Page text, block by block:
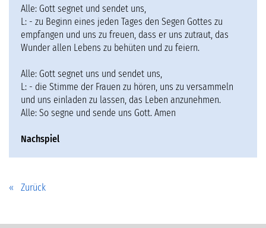
Alle: Gott segnet und sendet uns,
L: - zu Beginn eines jeden Tages den Segen Gottes zu
empfangen und uns zu freuen, dass er uns zutraut, das
Wunder allen Lebens zu behüten und zu feiern.
Alle: Gott segnet uns und sendet uns,
L: - die Stimme der Frauen zu hören, uns zu versammeln
und uns einladen zu lassen, das Leben anzunehmen.
Alle: So segne und sende uns Gott. Amen
Nachspiel
Zurück